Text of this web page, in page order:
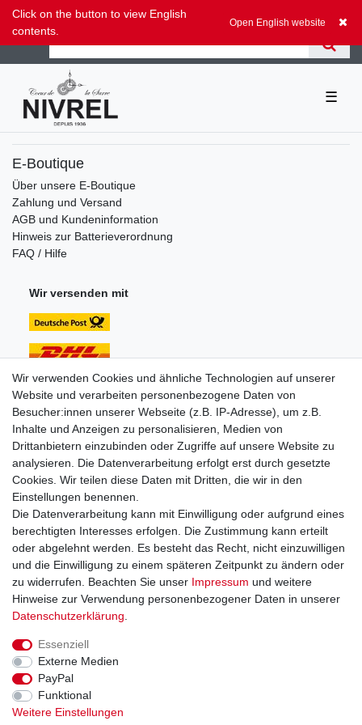
Click on the button to view English
contents.
Open English website
Zum Blog
☰
E-Boutique
Über unsere E-Boutique
Zahlung und Versand
AGB und Kundeninformation
Hinweis zur Batterieverordnung
FAQ / Hilfe
Wir versenden mit
Unsere Zahlungsarten:
Sie erreichen uns unter:
+49 (0)681 5846576
Montag bis Freitag
9.00 - 16.00 Uhr
Impressum
Widerrufs­recht
Wir verwenden Cookies und ähnliche Technologien auf unserer
Website und verarbeiten personenbezogene Daten von
Besucher:innen unserer Webseite (z.B. IP-Adresse), um z.B.
Inhalte und Anzeigen zu personalisieren, Medien von
Drittanbietern einzubinden oder Zugriffe auf unsere Website zu
analysieren. Die Datenverarbeitung erfolgt erst durch gesetzte
Cookies. Wir teilen diese Daten mit Dritten, die wir in den
Einstellungen benennen.
Die Datenverarbeitung kann mit Einwilligung oder aufgrund eines
berechtigten Interesses erfolgen. Die Zustimmung kann erteilt
oder abgelehnt werden. Es besteht das Recht, nicht einzuwilligen
und die Einwilligung zu einem späteren Zeitpunkt zu ändern oder
zu widerrufen. Beachten Sie unser Impressum und weitere
Hinweise zur Verwendung personenbezogener Daten in unserer
Daten­schutz­erklärung
Essenziell
Externe Medien
PayPal
Funktional
Weitere Einstellungen